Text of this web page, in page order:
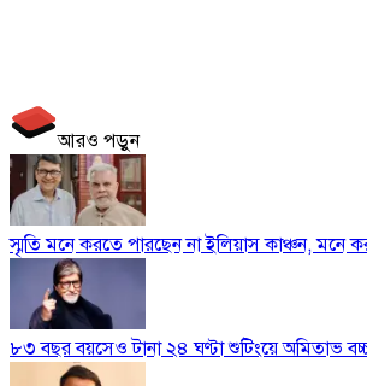
আরও পড়ুন
স্মৃতি মনে করতে পারছেন না ইলিয়াস কাঞ্চন, মনে
৮৩ বছর বয়সেও টানা ২৪ ঘণ্টা শুটিংয়ে অমিতাভ